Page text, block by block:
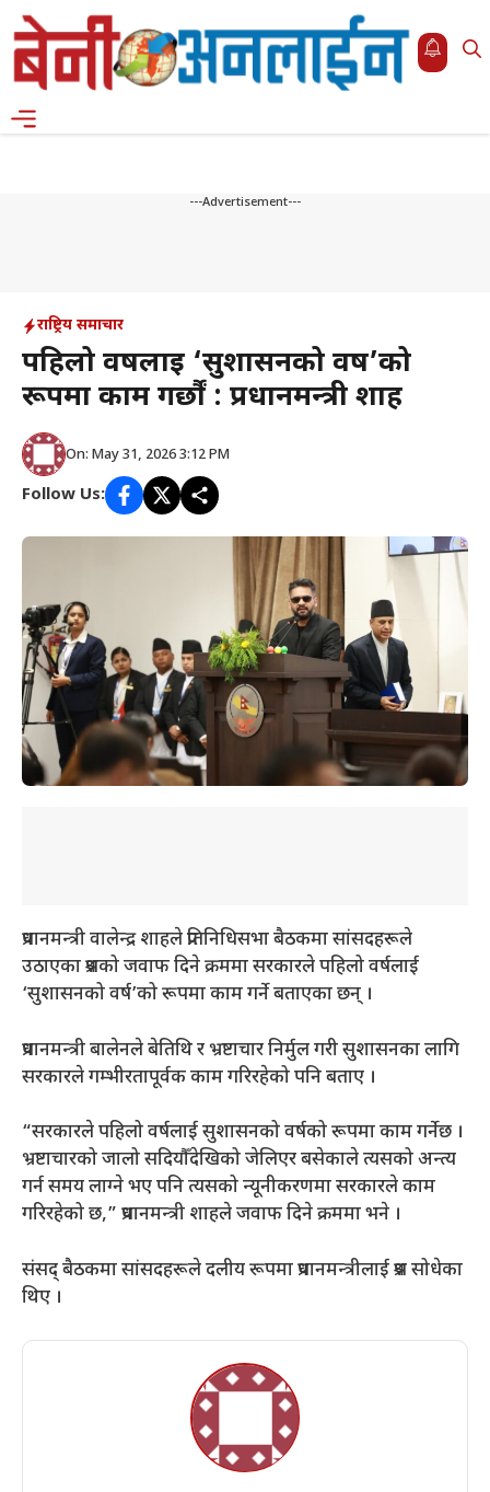
Skip
to
content
---Advertisement---
राष्ट्रिय समाचार
पहिलो वर्षलाई ‘सुशासनको वर्ष’को
रूपमा काम गर्छौं : प्रधानमन्त्री शाह
On: May 31, 2026 3:12 PM
Follow Us:
प्रधानमन्त्री वालेन्द्र शाहले प्रतिनिधिसभा बैठकमा सांसदहरूले
उठाएका प्रश्नको जवाफ दिने क्रममा सरकारले पहिलो वर्षलाई
‘सुशासनको वर्ष’को रूपमा काम गर्ने बताएका छन् ।
प्रधानमन्त्री बालेनले बेतिथि र भ्रष्टाचार निर्मुल गरी सुशासनका लागि
सरकारले गम्भीरतापूर्वक काम गरिरहेको पनि बताए ।
“सरकारले पहिलो वर्षलाई सुशासनको वर्षको रूपमा काम गर्नेछ ।
भ्रष्टाचारको जालो सदियौँदेखिको जेलिएर बसेकाले त्यसको अन्त्य
गर्न समय लाग्ने भए पनि त्यसको न्यूनीकरणमा सरकारले काम
गरिरहेको छ,” प्रधानमन्त्री शाहले जवाफ दिने क्रममा भने ।
संसद् बैठकमा सांसदहरूले दलीय रूपमा प्रधानमन्त्रीलाई प्रश्न सोधेका
थिए ।